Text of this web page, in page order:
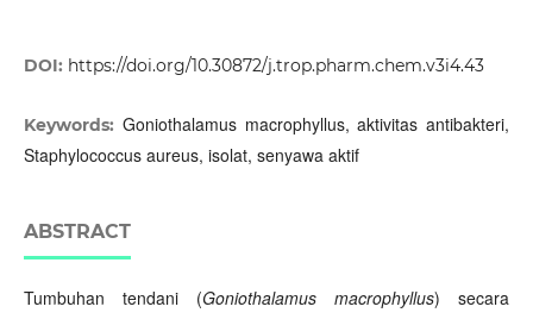
DOI: https://doi.org/10.30872/j.trop.pharm.chem.v3i4.43
Keywords: Goniothalamus macrophyllus, aktivitas antibakteri,
Staphylococcus aureus, isolat, senyawa aktif
ABSTRACT
Tumbuhan tendani (Goniothalamus macrophyllus) secara